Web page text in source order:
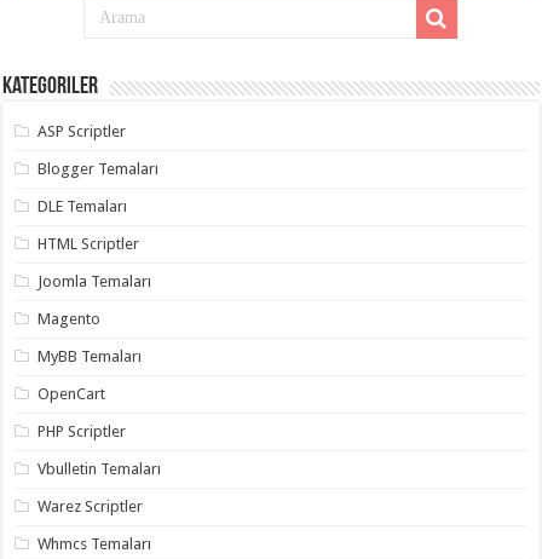
asansörlü
taşıma,
evden
taşımacılık,
organizasyon,
organizasyon,
organizasyon,
gaziantep
organizasyon,
gaziantep
organizasyon,
gaziantep
organizasyon
gaziantep
palyaço,
twitter
takipçi
hilesi
takipçi
instagram
Kategoriler
ASP Scriptler
Blogger Temaları
DLE Temaları
HTML Scriptler
Joomla Temaları
Magento
MyBB Temaları
OpenCart
PHP Scriptler
Vbulletin Temaları
Warez Scriptler
Whmcs Temaları